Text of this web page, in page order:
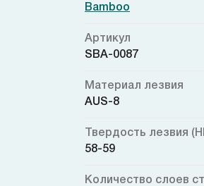
Bamboo
Артикул
SBA-0087
Материал лезвия
AUS-8
Твердость лезвия
58-59
Количество слоев